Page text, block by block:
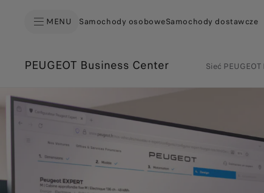
MENU Samochody osoboweSamochody dostawcze
PEUGEOT Business Center Sieć